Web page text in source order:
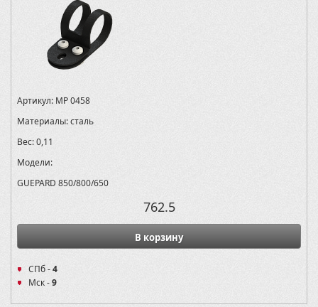
Артикул: MP 0458
Материалы:сталь
Вес:0,11
Модели:
GUEPARD 850/800/650
762.5
В корзину
СПб -4
Мск -9